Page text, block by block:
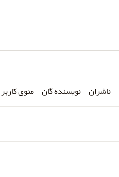
ناشران نویسنده گان منوی کاربر